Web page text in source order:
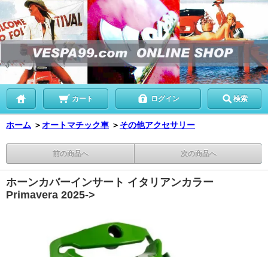
カート ログイン 検索
ホーム ＞オートマチック車 ＞ その他アクセサリー
前の商品へ 次の商品へ
ホーンカバーインサート イタリアンカラー
Primavera 2025->